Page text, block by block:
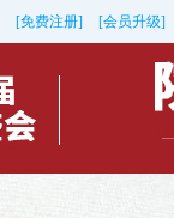
[免费注册] [会员升级]